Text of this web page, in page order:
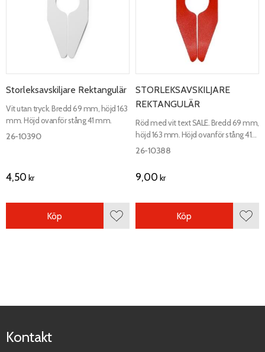
Storleksavskiljare Rektangulär
Vit utan tryck. Bredd 69 mm, höjd 163
mm. Höjd ovanför stång 41 mm.
26-10390
4,50 kr
Lägg till i favoriter
Köp
STORLEKSAVSKILJARE
REKTANGULÄR
Röd med vit text SALE. Bredd 69 mm,
höjd 163 mm. Höjd ovanför stång 41
mm.
26-10388
9,00 kr
Köp
Kontakt